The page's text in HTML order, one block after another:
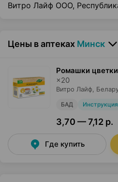
Витро Лайф ООО,
Цены в аптеках Минск
Ромашки
×20
Витро Лайф,
БАД Инструкция
3,70 — 7,12 р.
Где купить